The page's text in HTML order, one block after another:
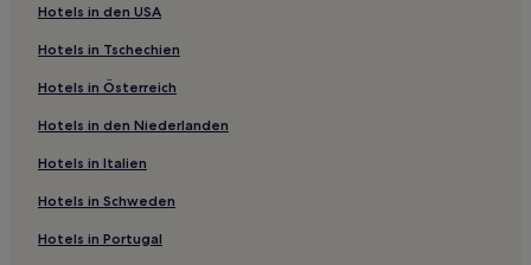
2-Sterne-Hotels in Prachin Buri
3-Sterne-Hotels in Tha Tum
Hotels in den USA
Hotels in Tschechien
Hotels in Österreich
Hotels in den Niederlanden
Hotels in Italien
Hotels in Schweden
Hotels in Portugal